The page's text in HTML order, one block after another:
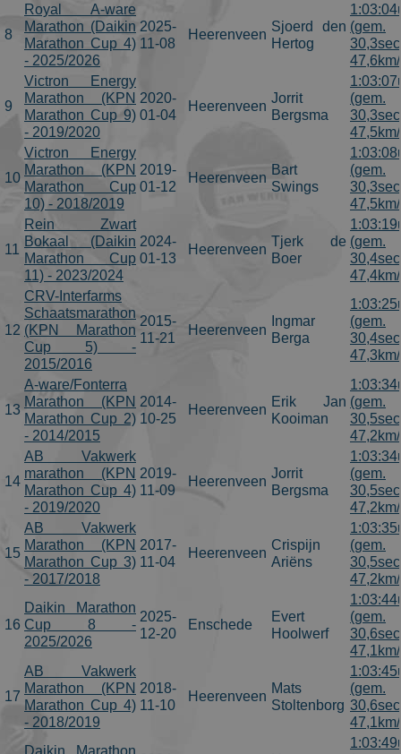
8
Royal A-ware
Marathon (Daikin
Marathon Cup 4)
- 2025/2026
2025-
11-08
Heerenveen
Sjoerd den
Hertog
(gem.
9
Victron Energy
Marathon (KPN
Marathon Cup 9)
- 2019/2020
2020-
01-04
Heerenveen
Jorrit
Bergsma
(gem.
10
Victron Energy
Marathon (KPN
Marathon Cup
10) - 2018/2019
2019-
01-12
Heerenveen
Bart
Swings
(gem.
11
Rein Zwart
Bokaal (Daikin
Marathon Cup
11) - 2023/2024
2024-
01-13
Heerenveen
Tjerk de
Boer
(gem.
12
CRV-Interfarms
Schaatsmarathon
(KPN Marathon
Cup 5) -
2015/2016
2015-
11-21
Heerenveen
Ingmar
Berga
(gem.
13
A-ware/Fonterra
Marathon (KPN
Marathon Cup 2)
- 2014/2015
2014-
10-25
Heerenveen
Erik Jan
Kooiman
(gem.
14
AB Vakwerk
marathon (KPN
Marathon Cup 4)
- 2019/2020
2019-
11-09
Heerenveen
Jorrit
Bergsma
(gem.
15
AB Vakwerk
Marathon (KPN
Marathon Cup 3)
- 2017/2018
2017-
11-04
Heerenveen
Crispijn
Ariëns
(gem.
16
Daikin Marathon
Cup 8 -
2025/2026
2025-
12-20
Enschede
Evert
Hoolwerf
(gem.
17
AB Vakwerk
Marathon (KPN
Marathon Cup 4)
- 2018/2019
2018-
11-10
Heerenveen
Mats
Stoltenborg
(gem.
Daikin Marathon